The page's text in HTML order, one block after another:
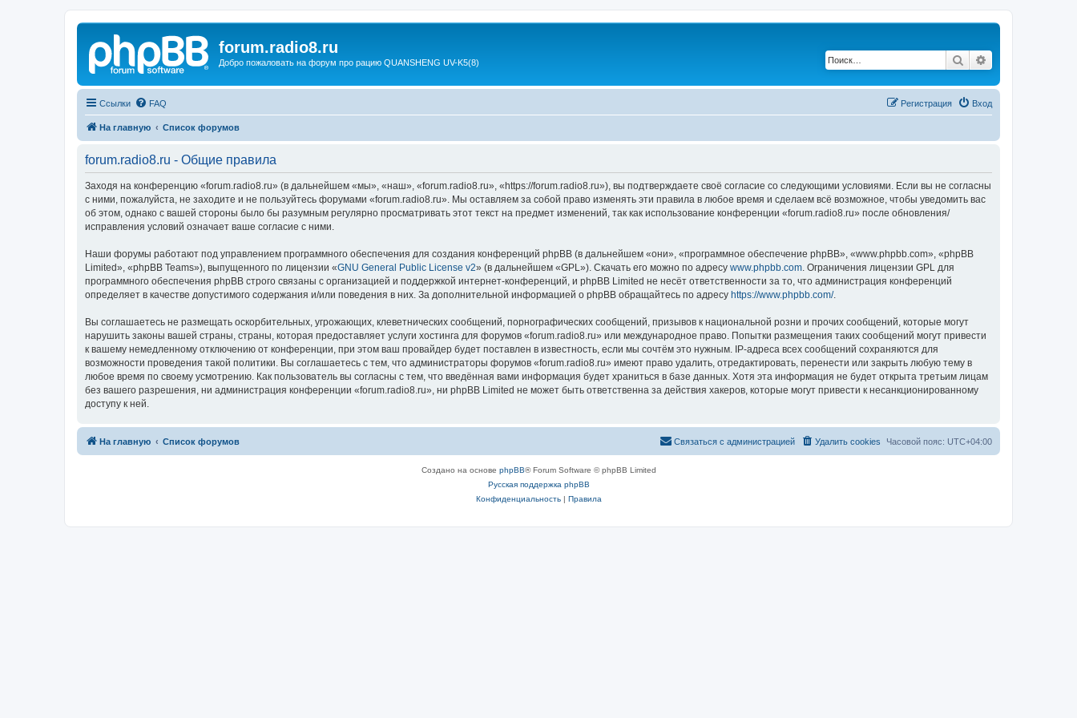
forum.radio8.ru
Добро пожаловать на форум про рацию QUANSHENG UV-K5(8) Поиск
Ссылки FAQ Вход
Регистрация
На главную Список форумов
forum.radio8.ru - Общие правила
Заходя на конференцию «forum.radio8.ru» (в дальнейшем «мы», «наш», «forum.radio8.ru», «https://forum.radio8.ru»), вы подтверждаете своё согласие со следующими условиями. Если вы не согласны
с ними, пожалуйста, не заходите и не пользуйтесь форумами «forum.radio8.ru». Мы оставляем за собой право изменять эти правила в любое время и сделаем всё возможное, чтобы уведомить вас
об этом, однако с вашей стороны было бы разумным регулярно просматривать этот текст на предмет изменений, так как использование конференции «forum.radio8.ru» после обновления/
исправления условий означает ваше согласие с ними.
Наши форумы работают под управлением программного обеспечения для создания конференций phpBB (в дальнейшем «они», «программное обеспечение phpBB», «www.phpbb.com», «phpBB
Limited», «phpBB Teams»), выпущенного по лицензии «GNU General Public License v2» (в дальнейшем «GPL»). Скачать его можно по адресу www.phpbb.com . Ограничения лицензии GPL для
программного обеспечения phpBB строго связаны с организацией и поддержкой интернет-конференций, и phpBB Limited не несёт ответственности за то, что администрация конференций
определяет в качестве допустимого содержания и/или поведения в них. За дополнительной информацией о phpBB обращайтесь по адресу https://www.phpbb.com/.
Вы соглашаетесь не размещать оскорбительных, угрожающих, клеветнических сообщений, порнографических сообщений, призывов к национальной розни и прочих сообщений, которые могут
нарушить законы вашей страны, страны, которая предоставляет услуги хостинга для форумов «forum.radio8.ru» или международное право. Попытки размещения таких сообщений могут привести
к вашему немедленному отключению от конференции, при этом ваш провайдер будет поставлен в известность, если мы сочтём это нужным. IP-адреса всех сообщений сохраняются для
возможности проведения такой политики. Вы соглашаетесь с тем, что администраторы форумов «forum.radio8.ru» имеют право удалить, отредактировать, перенести или закрыть любую тему в
любое время по своему усмотрению. Как пользователь вы согласны с тем, что введённая вами информация будет храниться в базе данных. Хотя эта информация не будет открыта третьим лицам
без вашего разрешения, ни администрация конференции «forum.radio8.ru», ни phpBB Limited не может быть ответственна за действия хакеров, которые могут привести к несанкционированному
доступу к ней.
На главную Список форумов Часовой пояс: UTC+04:00
Удалить cookies
Связаться с администрацией
Создано на основе phpBB® Forum Software © phpBB Limited
Русская поддержка phpBB
Конфиденциальность| Правила